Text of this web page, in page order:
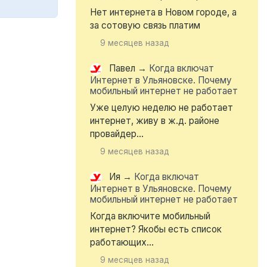
Нет интернета в Новом городе, а
за сотовую связь платим
9 месяцев назад
Павел → Когда включат
Интернет в Ульяновске. Почему
мобильный интернет не работает
Уже целую неделю не работает
интернет, живу в ж.д. районе
провайдер...
9 месяцев назад
Ия → Когда включат
Интернет в Ульяновске. Почему
мобильный интернет не работает
Когда включите мобильный
интернет? Якобы есть список
работающих...
9 месяцев назад